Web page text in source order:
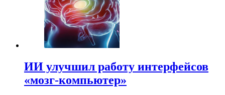
ИИ улучшил работу интерфейсов
«мозг-компьютер»